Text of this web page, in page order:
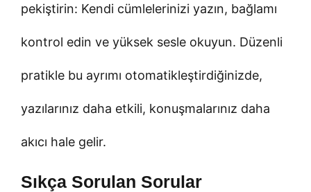
pekiştirin: Kendi cümlelerinizi yazın, bağlamı
kontrol edin ve yüksek sesle okuyun. Düzenli
pratikle bu ayrımı otomatikleştirdiğinizde,
yazılarınız daha etkili, konuşmalarınız daha
akıcı hale gelir.
Sıkça Sorulan Sorular